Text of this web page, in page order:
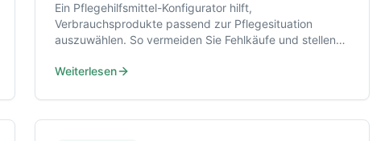
Ein Pflegehilfsmittel-Konfigurator hilft,
Verbrauchsprodukte passend zur Pflegesituation
auszuwählen. So vermeiden Sie Fehlkäufe und stellen
Weiterlesen